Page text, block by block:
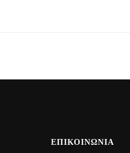
ΕΠΙΚΟΙΝΩΝΙΑ